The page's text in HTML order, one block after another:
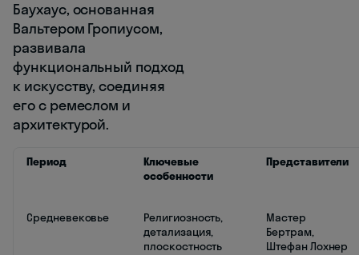
Баухаус, основанная
Вальтером Гропиусом,
развивала
функциональный подход
к искусству, соединяя
его с ремеслом и
архитектурой.
Период
Ключевые
особенности
Представители
Средневековье
Религиозность,
детализация,
плоскостность
Мастер
Бертрам,
Штефан Лохнер